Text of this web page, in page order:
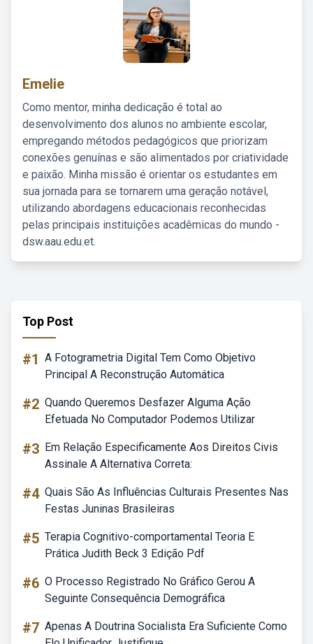
Emelie
Como mentor, minha dedicação é total ao
desenvolvimento dos alunos no ambiente escolar,
empregando métodos pedagógicos que priorizam
conexões genuínas e são alimentados por criatividade
e paixão. Minha missão é orientar os estudantes em
sua jornada para se tornarem uma geração notável,
utilizando abordagens educacionais reconhecidas
pelas principais instituições acadêmicas do mundo -
dsw.aau.edu.et.
Top Post
#1 A Fotogrametria Digital Tem Como Objetivo
Principal A Reconstrução Automática
#2 Quando Queremos Desfazer Alguma Ação
Efetuada No Computador Podemos Utilizar
#3 Em Relação Especificamente Aos Direitos Civis
Assinale A Alternativa Correta:
#4 Quais São As Influências Culturais Presentes Nas
Festas Juninas Brasileiras
#5 Terapia Cognitivo-comportamental Teoria E
Prática Judith Beck 3 Edição Pdf
#6 O Processo Registrado No Gráfico Gerou A
Seguinte Consequência Demográfica
#7 Apenas A Doutrina Socialista Era Suficiente Como